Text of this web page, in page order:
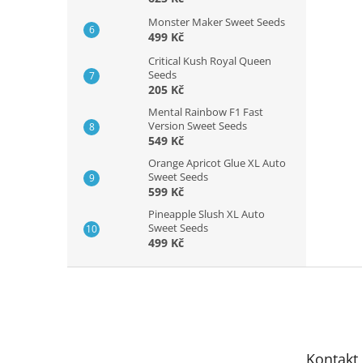
Monster Maker Sweet Seeds
499 Kč
Critical Kush Royal Queen
Seeds
205 Kč
Mental Rainbow F1 Fast
Version Sweet Seeds
549 Kč
Orange Apricot Glue XL Auto
Sweet Seeds
599 Kč
Pineapple Slush XL Auto
Sweet Seeds
499 Kč